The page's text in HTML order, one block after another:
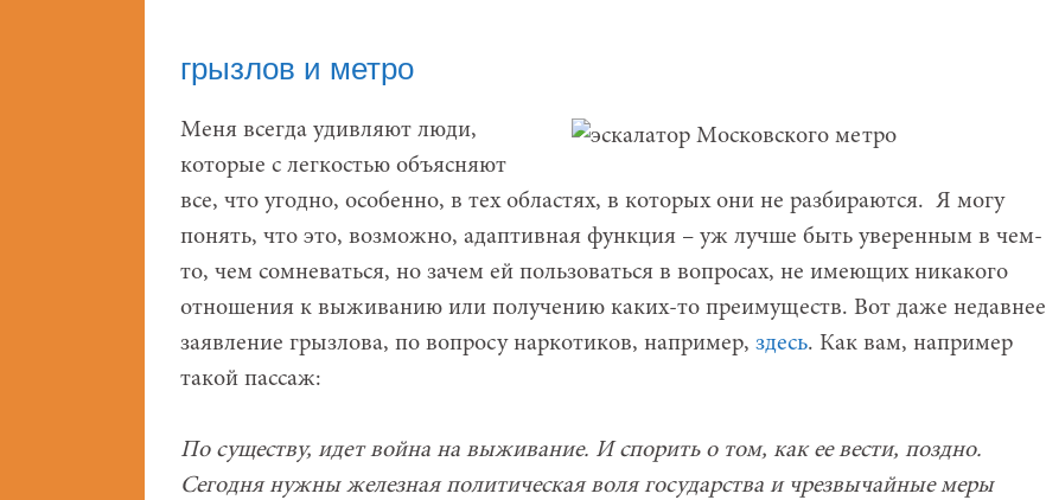
грызлов и метро
Меня всегда удивляют люди,
которые с легкостью объясняют
все, что угодно, особенно, в тех областях, в которых они не разбираются. Я могу
понять, что это, возможно, адаптивная функция – уж лучше быть уверенным в чем-
то, чем сомневаться, но зачем ей пользоваться в вопросах, не имеющих никакого
отношения к выживанию или получению каких-то преимуществ. Вот даже недавнее
заявление грызлова, по вопросу наркотиков, например, здесь. Как вам, например
такой пассаж:
По существу, идет война на выживание. И спорить о том, как ее вести, поздно.
Сегодня нужны железная политическая воля государства и чрезвычайные меры